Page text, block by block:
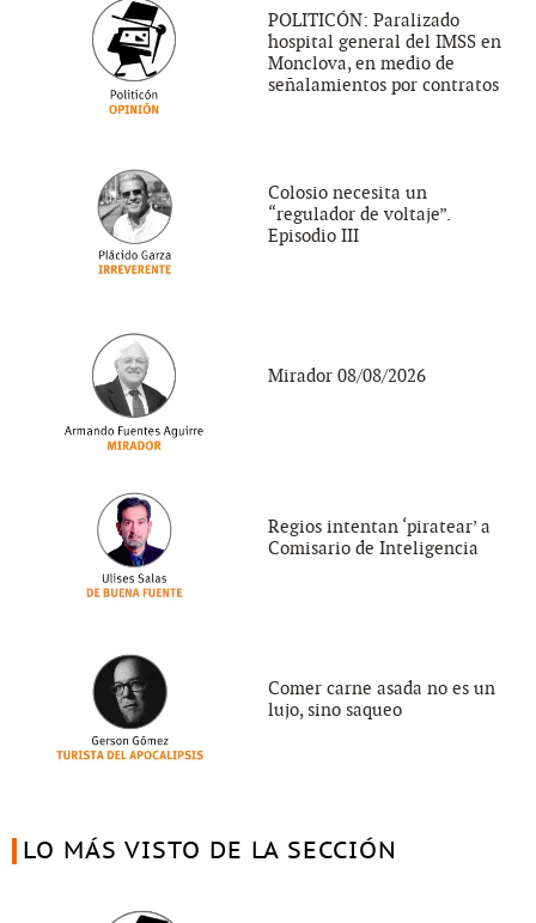
POLITICÓN: Paralizado
hospital general del IMSS en
Monclova, en medio de
señalamientos por contratos
Colosio necesita un
“regulador de voltaje”.
Episodio III
Mirador 08/08/2026
Regios intentan ‘piratear’ a
Comisario de Inteligencia
Comer carne asada no es un
lujo, sino saqueo
LO MÁS VISTO DE LA SECCIÓN